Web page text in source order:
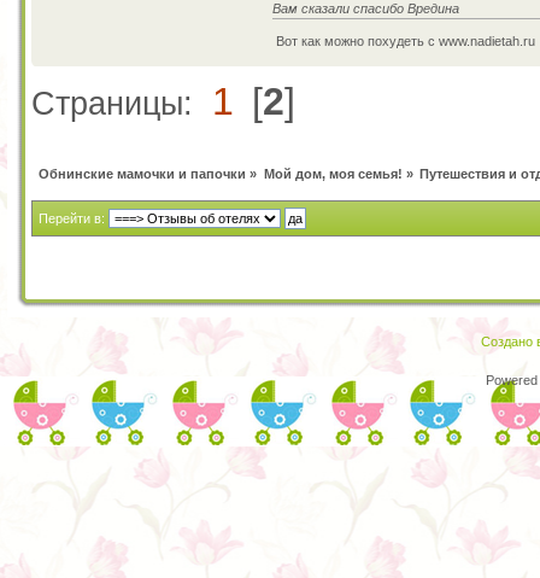
Вам сказали спасибо Вредина
Вот как можно похудеть с www.nadietah.ru
Страницы: 1 [2]
Обнинские мамочки и папочки » Мой дом, моя семья! » Путешествия и
Перейти в:
Создано